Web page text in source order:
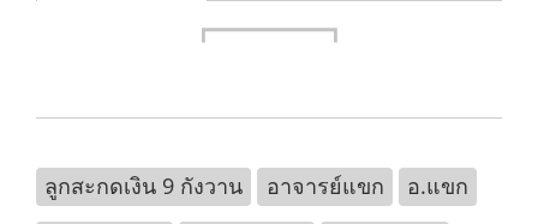
┏━━━━━━━━━┓
ลูกสะกดเงิน 9 กังวาน อาจารย์แขก
อ.แขก